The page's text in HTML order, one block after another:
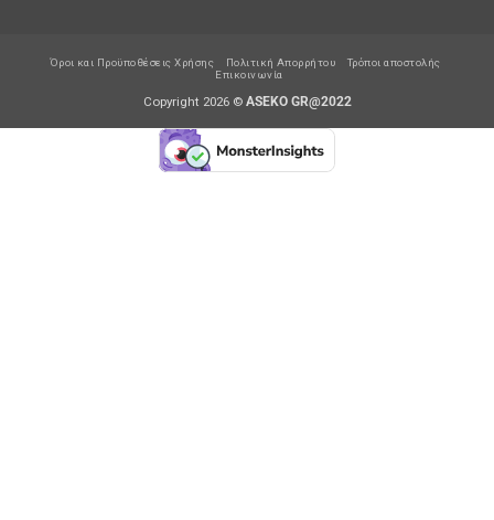
Όροι και Προϋποθέσεις Χρήσης Πολιτική Απορρήτου
Τρόποι αποστολής
Επικοινωνία
Copyright 2026 © ASEKO GR@2022